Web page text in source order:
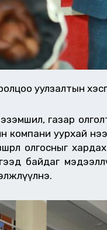
уулзалтын
газар
компани уурхай
олгосныг
байдаг